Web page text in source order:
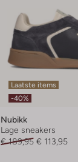
Laatste items
-40%
Nubikk
Lage sneakers
€ 189,95 € 113,95